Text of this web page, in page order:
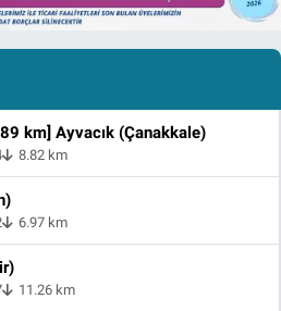
km] Ayvacık (Çanakkale)
8.82 km
6.97 km
11.26 km